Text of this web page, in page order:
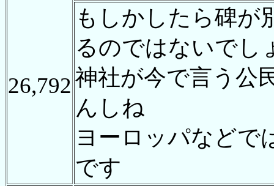
26,792
もしかしたら碑が
るのではないでし
神社が今で言う公
んしね
ヨーロッパなどで
です